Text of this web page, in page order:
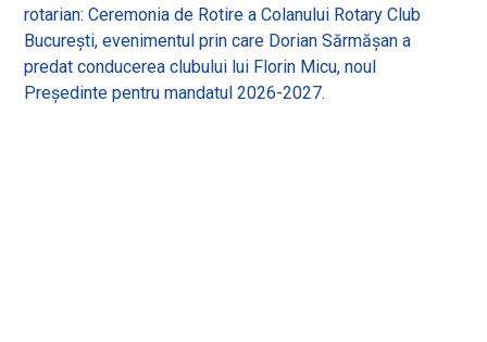
rotarian: Ceremonia de Rotire a Colanului Rotary Club
București, evenimentul prin care Dorian Sărmășan a
predat conducerea clubului lui Florin Micu, noul
Președinte pentru mandatul 2026-2027.